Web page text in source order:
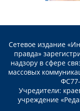
Сетевое издание
правда»
надзору в сфере
массовых
Учредители:
учреждение